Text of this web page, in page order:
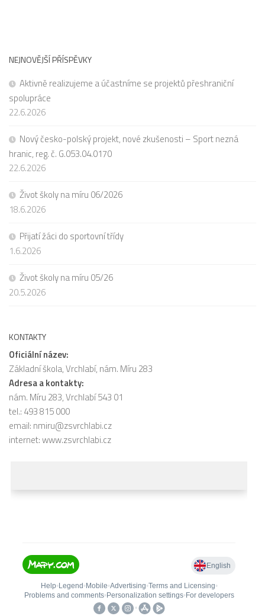
NEJNOVĚJŠÍ PŘÍSPĚVKY
Aktivně realizujeme a účastníme se projektů přeshraniční
spolupráce
22.6.2026
Nový česko-polský projekt, nové zkušenosti – Sport nezná
hranic, reg. č. G.053.04.0170
22.6.2026
Život školy na míru 06/2026
18.6.2026
Přijatí žáci do sportovní třídy
1.6.2026
Život školy na míru 05/26
20.5.2026
KONTAKTY
Oficiální název:
Základní škola, Vrchlabí, nám. Míru 283
Adresa a kontakty:
nám. Míru 283, Vrchlabí 543 01
tel.: 493 815 000
email: nmiru@zsvrchlabi.cz
internet:www.zsvrchlabi.cz